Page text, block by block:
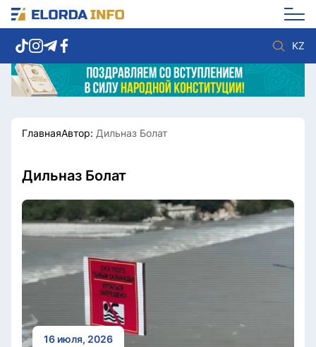
KZ
Новости столицы
Политика
Спорт
Разное
Видео
Мир
Послание
Служба Комплаенс
Этический кодекс
Служу стране
ГлавнаяАвтор: Дильназ Болат
Дильназ Болат
16 июля, 2026